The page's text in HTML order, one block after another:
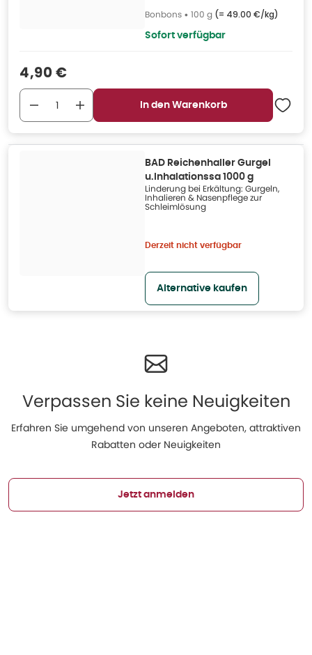
Bonbons • 100 g (= 49.00 €/kg)
Sofort verfügbar
Verkaufspreis
4,90 €
In den Warenkorb
BAD Reichenhaller Gurgel
u.Inhalationssa 1000 g
Linderung bei Erkältung: Gurgeln,
Inhalieren & Nasenpflege zur
Schleimlösung
Derzeit nicht verfügbar
Alternative kaufen
Verpassen Sie keine Neuigkeiten
Erfahren Sie umgehend von unseren Angeboten, attraktiven
Rabatten oder Neuigkeiten
Jetzt anmelden